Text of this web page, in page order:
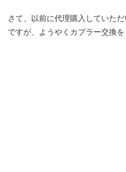
さて、以前に代理購入していただ
ですが、ようやくカプラー交換を